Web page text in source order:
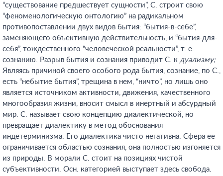
“существование предшествует сущности”, С. строит свою
“феноменологическую онтологию” на радикальном
противопоставлении двух видов бытия: “бытия-в-себе”,
заменяющего объективную действительность, и “бытия-для-
себя”, тождественного “человеческой реальности”, т. е.
сознанию. Разрыв бытия и сознания приводит С. к дуализму;
Являясь причиной своего особого рода бытия, сознание, по С.,
есть “небытие бытия”, трещина в нем, “ничто”, но лишь оно
является источником активности, движения, качественного
многообразия жизни, вносит смысл в инертный и абсурдный
мир. С. называет свою концепцию диалектической, но
превращает диалектику в метод обоснования
индетерминизма. Его диалектика чисто негативна. Сфера ее
ограничивается областью сознания, она полностью изгоняется
из природы. В морали С. стоит на позициях чистой
субъективности. Осн. категорией выступает здесь свобода.